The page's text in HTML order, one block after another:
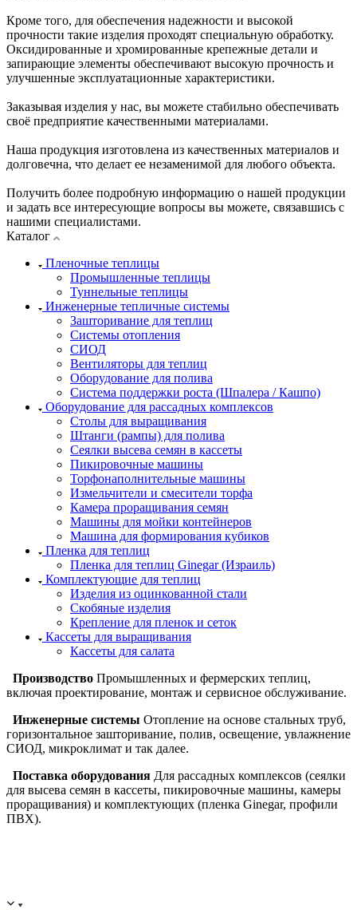
Кроме того, для обеспечения надежности и высокой
прочности такие изделия проходят специальную обработку.
Оксидированные и хромированные крепежные детали и
запирающие элементы обеспечивают высокую прочность и
улучшенные эксплуатационные характеристики.
Заказывая изделия у нас, вы можете стабильно обеспечивать
своё предприятие качественными материалами.
Наша продукция изготовлена из качественных материалов и
долговечна, что делает ее незаменимой для любого объекта.
Получить более подробную информацию о нашей продукции
и задать все интересующие вопросы вы можете, связавшись с
нашими специалистами.
Каталог
Пленочные теплицы
Промышленные теплицы
Туннельные теплицы
Инженерные тепличные системы
Зашторивание для теплиц
Системы отопления
СИОД
Вентиляторы для теплиц
Оборудование для полива
Система поддержки роста (Шпалера / Кашпо)
Оборудование для рассадных комплексов
Столы для выращивания
Штанги (рампы) для полива
Сеялки высева семян в кассеты
Пикировочные машины
Торфонаполнительные машины
Измельчители и смесители торфа
Камера проращивания семян
Машины для мойки контейнеров
Машина для формирования кубиков
Пленка для теплиц
Пленка для теплиц Ginegar (Израиль)
Комплектующие для теплиц
Изделия из оцинкованной стали
Скобяные изделия
Крепление для пленок и сеток
Кассеты для выращивания
Кассеты для салата
Производство Промышленных и фермерских теплиц,
включая проектирование, монтаж и сервисное обслуживание.
Инженерные системы Отопление на основе стальных труб,
горизонтальное зашторивание, полив, освещение, увлажнение
СИОД, микроклимат и так далее.
Поставка оборудования Для рассадных комплексов (сеялки
для высева семян в кассеты, пикировочные машины, камеры
проращивания) и комплектующих (пленка Ginegar, профили
ПВХ).